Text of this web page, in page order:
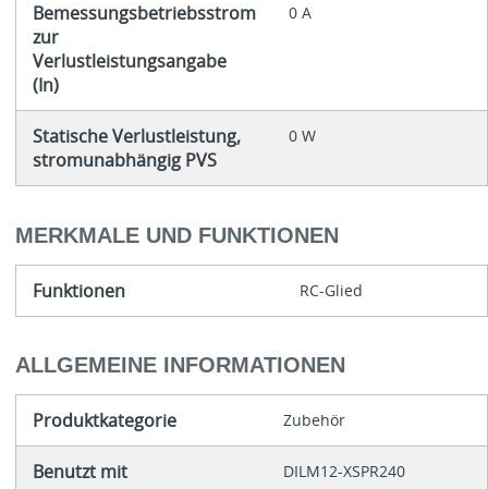
Bemessungsbetriebsstrom
zur
Verlustleistungsangabe
(In)
0 A
Statische Verlustleistung,
stromunabhängig PVS
0 W
MERKMALE UND FUNKTIONEN
Funktionen RC-Glied
ALLGEMEINE INFORMATIONEN
Produktkategorie Zubehör
Benutzt mit DILM12-XSPR240